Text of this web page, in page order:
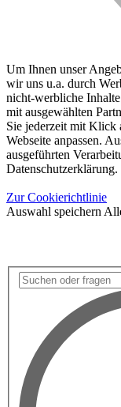
Um Ihnen unser
wir uns u.a. durch
nicht-werbliche
mit ausgewählten
Sie jederzeit mit Klick
Webseite anpassen.
ausgeführten
Datenschutzerklärung.
Zur Cookierichtlinie
Auswahl speichern